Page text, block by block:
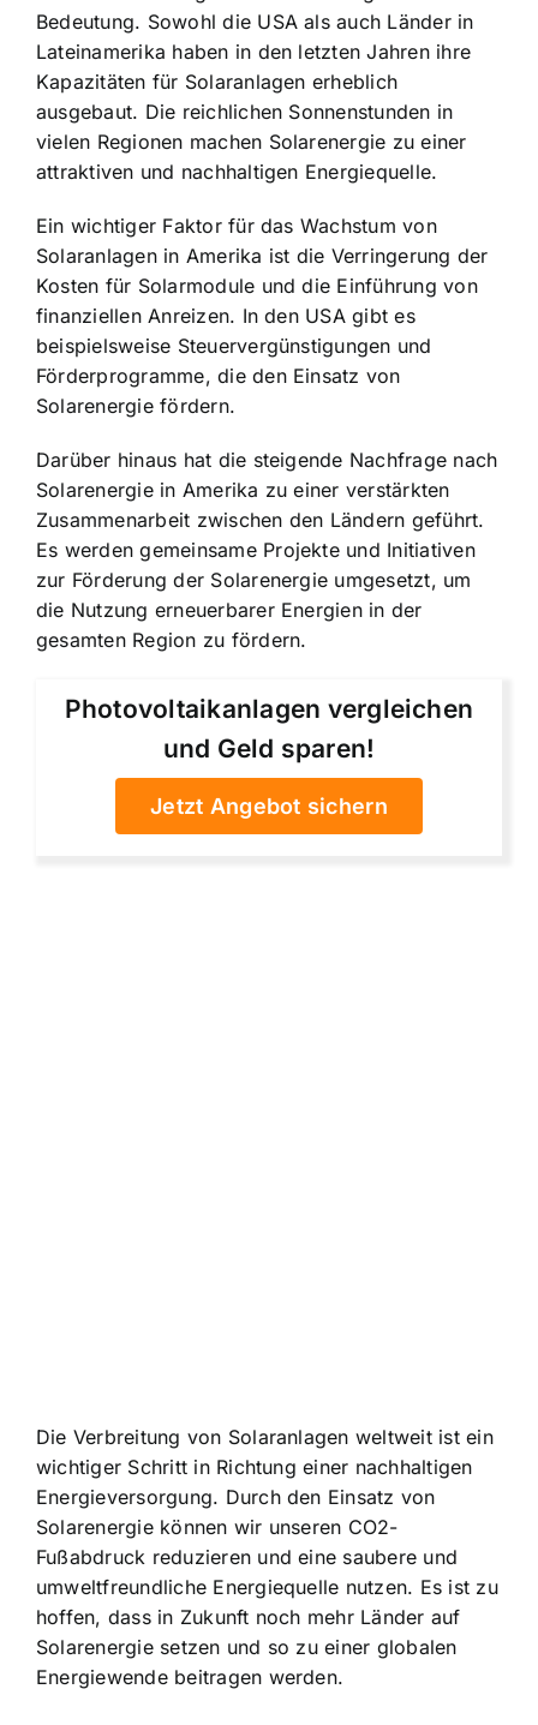
Bedeutung. Sowohl die USA als auch Länder in
Lateinamerika haben in den letzten Jahren ihre
Kapazitäten für Solaranlagen erheblich
ausgebaut. Die reichlichen Sonnenstunden in
vielen Regionen machen Solarenergie zu einer
attraktiven und nachhaltigen Energiequelle.
Ein wichtiger Faktor für das Wachstum von
Solaranlagen in Amerika ist die Verringerung der
Kosten für Solarmodule und die Einführung von
finanziellen Anreizen. In den USA gibt es
beispielsweise Steuervergünstigungen und
Förderprogramme, die den Einsatz von
Solarenergie fördern.
Darüber hinaus hat die steigende Nachfrage nach
Solarenergie in Amerika zu einer verstärkten
Zusammenarbeit zwischen den Ländern geführt.
Es werden gemeinsame Projekte und Initiativen
zur Förderung der Solarenergie umgesetzt, um
die Nutzung erneuerbarer Energien in der
gesamten Region zu fördern.
Photovoltaikanlagen vergleichen
und Geld sparen!
Jetzt Angebot sichern
Die Verbreitung von Solaranlagen weltweit ist ein
wichtiger Schritt in Richtung einer nachhaltigen
Energieversorgung. Durch den Einsatz von
Solarenergie können wir unseren CO2-
Fußabdruck reduzieren und eine saubere und
umweltfreundliche Energiequelle nutzen. Es ist zu
hoffen, dass in Zukunft noch mehr Länder auf
Solarenergie setzen und so zu einer globalen
Energiewende beitragen werden.